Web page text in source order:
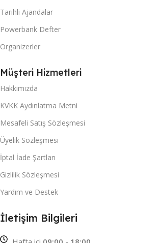
Tarihli Ajandalar
Powerbank Defter
Organizerler
Müşteri Hizmetleri
Hakkımızda
KVKK Aydınlatma Metni
Mesafeli Satış Sözleşmesi
Üyelik Sözleşmesi
İptal İade Şartları
Gizlilik Sözleşmesi
Yardım ve Destek
İletişim Bilgileri